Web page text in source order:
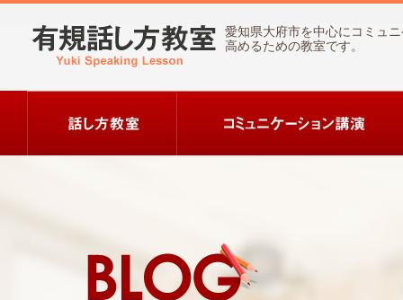
愛知県大府市を中心にコミュ
高めるための教室です。